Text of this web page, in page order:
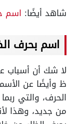
شاهد أيضًا: اسم
اسم بحرف
لا شك أن أسباب
ظ وأيضًا عن
الحرف، والتي
من جديد، وهذا